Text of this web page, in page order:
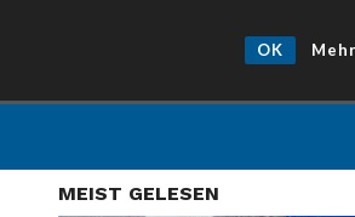
OK
MEIST GELESEN